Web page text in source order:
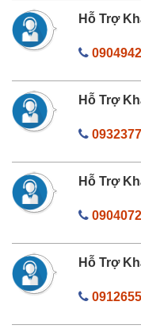
Hỗ Trợ
Hỗ Trợ
Hỗ Trợ
Hỗ Trợ